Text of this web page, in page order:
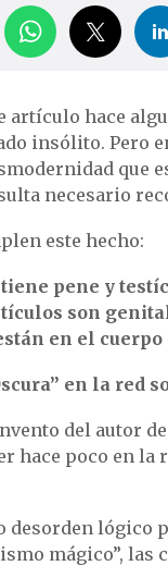
artículo hace
insólito. Pero
que
necesario
este hecho:
pene y
son
en el cuerpo
en la red
del autor
hace poco en la
desorden lógico
mágico”, las